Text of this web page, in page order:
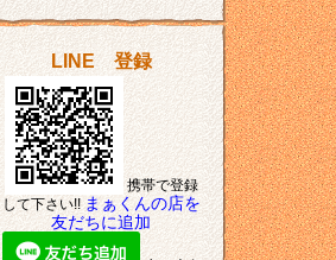
LINE 登録
携帯で登録
して下さい!!まぁくんの店を
友だちに追加